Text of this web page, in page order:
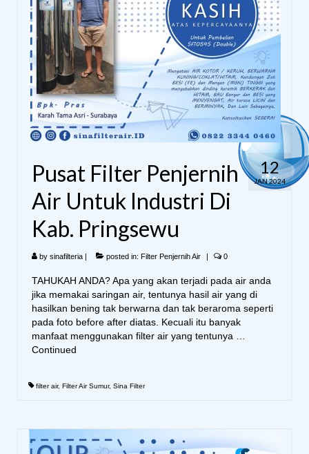
12
JAN 2024
Pusat Filter Penjernih
Air Untuk Industri Di
Kab. Pringsewu
by sinafilteria | posted in: Filter Penjernih Air | 0
TAHUKAH ANDA? Apa yang akan terjadi pada air anda
jika memakai saringan air, tentunya hasil air yang di
hasilkan bening tak berwarna dan tak beraroma seperti
pada foto before after diatas. Kecuali itu banyak
manfaat menggunakan filter air yang tentunya …
Continued
filter air, Filter Air Sumur, Sina Filter